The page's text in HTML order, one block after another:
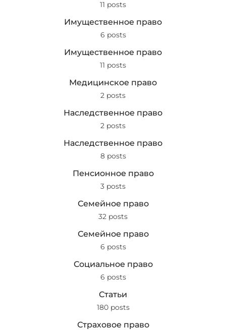
11 posts
Имущественное право
6 posts
Имущественное право
11 posts
Медицинское право
2 posts
Наследственное право
2 posts
Наследственное право
8 posts
Пенсионное право
3 posts
Семейное право
32 posts
Семейное право
6 posts
Социальное право
6 posts
Статьи
180 posts
Страховое право